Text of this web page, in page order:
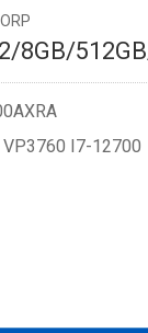
8GB/
VP3760 I7-12700